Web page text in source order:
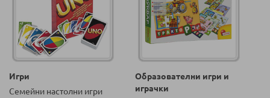
Игри
Семейни настолни игри
Образователни игри и
играчки